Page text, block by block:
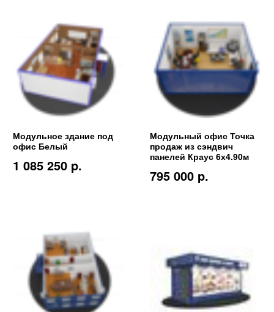
Модульное здание под
офис Белый
1 085 250 p.
Модульный офис Точка
продаж из сэндвич
панелей Краус 6х4.90м
795 000 p.